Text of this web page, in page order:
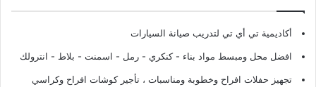
أكاديمية تي أي تي لتدريب صيانة السيارات
افضل محل ومبسط مواد بناء - كنكري - رمل - اسمنت - بلاط - انترولك
تجهيز حفلات افراح وخطوبة ومناسبات ، تأجير كوشات افراح وكراسي